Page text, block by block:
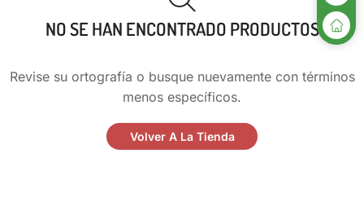
NO SE HAN ENCONTRADO PRODUCTOS
Revise su ortografía o busque nuevamente con términos
menos específicos.
Volver A La Tienda